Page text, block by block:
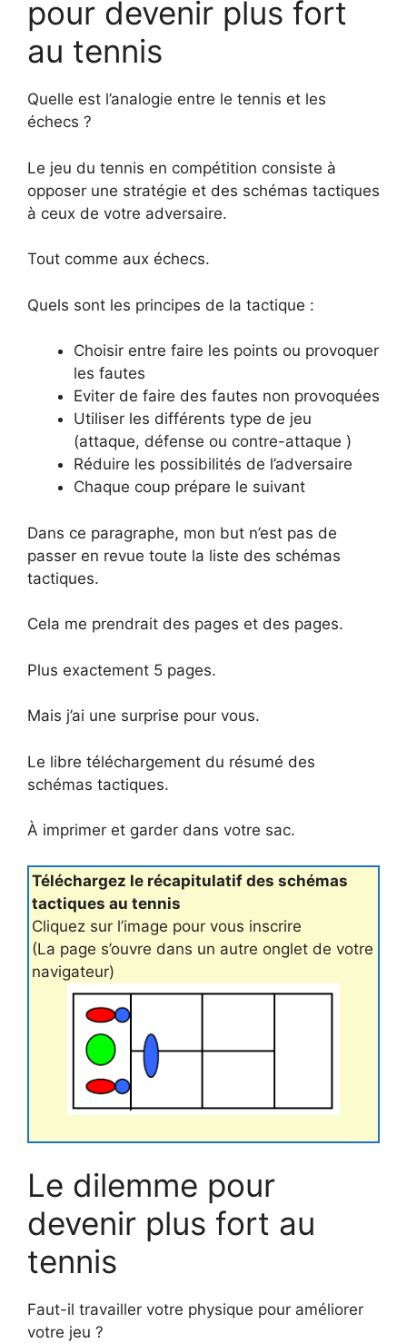
pour devenir plus fort
au tennis
Quelle est l’analogie entre le tennis et les
échecs ?
Le jeu du tennis en compétition consiste à
opposer une stratégie et des schémas tactiques
à ceux de votre adversaire.
Tout comme aux échecs.
Quels sont les principes de la tactique :
Choisir entre faire les points ou provoquer
les fautes
Eviter de faire des fautes non provoquées
Utiliser les différents type de jeu
(attaque, défense ou contre-attaque )
Réduire les possibilités de l’adversaire
Chaque coup prépare le suivant
Dans ce paragraphe, mon but n’est pas de
passer en revue toute la liste des schémas
tactiques.
Cela me prendrait des pages et des pages.
Plus exactement 5 pages.
Mais j’ai une surprise pour vous.
Le libre téléchargement du résumé des
schémas tactiques.
À imprimer et garder dans votre sac.
Téléchargez le récapitulatif des schémas
tactiques au tennis
Cliquez sur l’image pour vous inscrire
(La page s’ouvre dans un autre onglet de votre
navigateur)
Le dilemme pour
devenir plus fort au
tennis
Faut-il travailler votre physique pour améliorer
votre jeu ?